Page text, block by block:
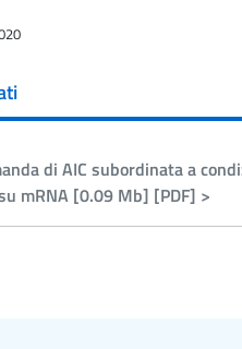
di AIC subordinata a
mRNA [0.09 Mb] [PDF] >